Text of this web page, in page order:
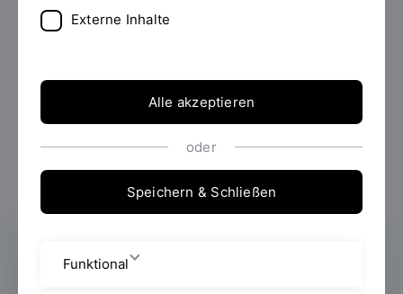
Externe Inhalte
Alle akzeptieren
oder
Speichern & Schließen
Funktional